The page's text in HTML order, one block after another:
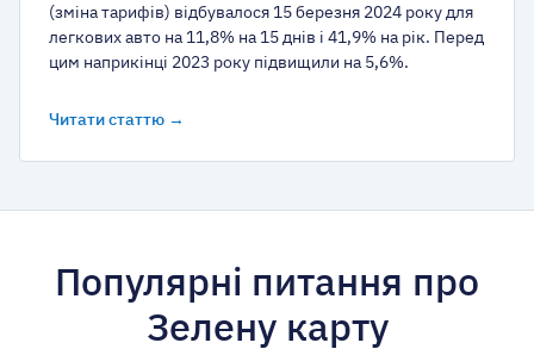
(зміна тарифів) відбувалося 15 березня 2024 року для
легкових авто на 11,8% на 15 днів і 41,9% на рік. Перед
цим наприкінці 2023 року підвищили на 5,6%.
Читати статтю →
Популярні питання про
Зелену карту